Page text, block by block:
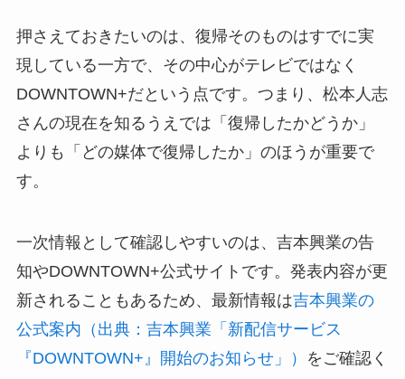
押さえておきたいのは、復帰そのものはすでに実
現している一方で、その中心がテレビではなく
DOWNTOWN+だという点です。つまり、松本人志
さんの現在を知るうえでは「復帰したかどうか」
よりも「どの媒体で復帰したか」のほうが重要で
す。
一次情報として確認しやすいのは、吉本興業の告
知やDOWNTOWN+公式サイトです。発表内容が更
新されることもあるため、最新情報は吉本興業の
公式案内（出典：吉本興業「新配信サービス
『DOWNTOWN+』開始のお知らせ」）
をご確認く